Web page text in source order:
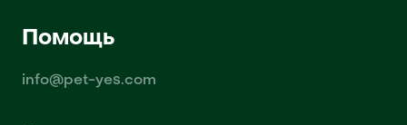
Помощь
info@pet-yes.com